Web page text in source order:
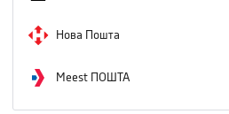
Нова Пошта
Meest ПОШТА